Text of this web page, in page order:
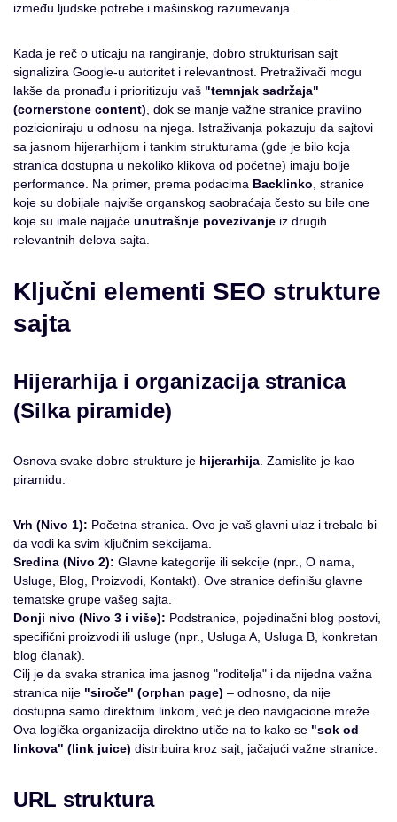
između ljudske potrebe i mašinskog razumevanja.
Kada je reč o uticaju na rangiranje, dobro strukturisan sajt
signalizira Google-u autoritet i relevantnost. Pretraživači mogu
lakše da pronađu i prioritizuju vaš "temnjak sadržaja"
(cornerstone content) , dok se manje važne stranice pravilno
pozicioniraju u odnosu na njega. Istraživanja pokazuju da sajtovi
sa jasnom hijerarhijom i tankim strukturama (gde je bilo koja
stranica dostupna u nekoliko klikova od početne) imaju bolje
performance. Na primer, prema podacima Backlinko , stranice
koje su dobijale najviše organskog saobraćaja često su bile one
koje su imale najjače unutrašnje povezivanje iz drugih
relevantnih delova sajta.
Ključni elementi SEO strukture
sajta
Hijerarhija i organizacija stranica
(Silka piramide)
Osnova svake dobre strukture je hijerarhija . Zamislite je kao
piramidu:
Vrh (Nivo 1): Početna stranica. Ovo je vaš glavni ulaz i trebalo bi
da vodi ka svim ključnim sekcijama.
Sredina (Nivo 2): Glavne kategorije ili sekcije (npr., O nama,
Usluge, Blog, Proizvodi, Kontakt). Ove stranice definišu glavne
tematske grupe vašeg sajta.
Donji nivo (Nivo 3 i više): Podstranice, pojedinačni blog postovi,
specifični proizvodi ili usluge (npr., Usluga A, Usluga B, konkretan
blog članak).
Cilj je da svaka stranica ima jasnog "roditelja" i da nijedna važna
stranica nije "siroče" (orphan page) – odnosno, da nije
dostupna samo direktnim linkom, već je deo navigacione mreže.
Ova logička organizacija direktno utiče na to kako se "sok od
linkova" (link juice) distribuira kroz sajt, jačajući važne stranice.
URL struktura